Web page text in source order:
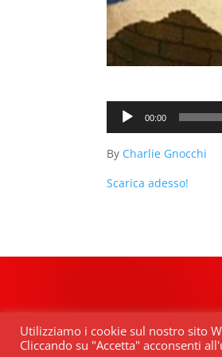
Audio
Player
00:00
By Charlie Gnocchi
Scarica adesso!
Utilizziamo i cookie sul nostro sito
Cliccando su "Accetta" acconsenti